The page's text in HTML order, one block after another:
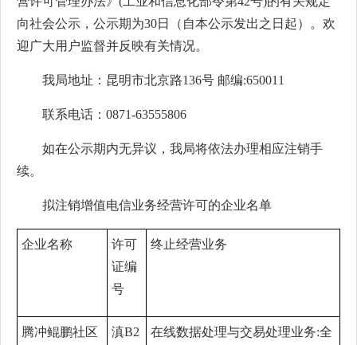
向社会公示，公示期为30日（自本公示发出之日起）。欢
迎广大用户监督并反映有关情况。
我局地址：昆明市北京路136号 邮编:650011
联系电话：0871-63555806
如在公示期内无异议，我局将依法办理相应注销手
续。
拟注销增值电信业务经营许可的企业名单
企业名称
许可
证编
号
终止经营业务
腾冲鲲鹏社区
滇B2
在线数据处理与交易处理业务:全